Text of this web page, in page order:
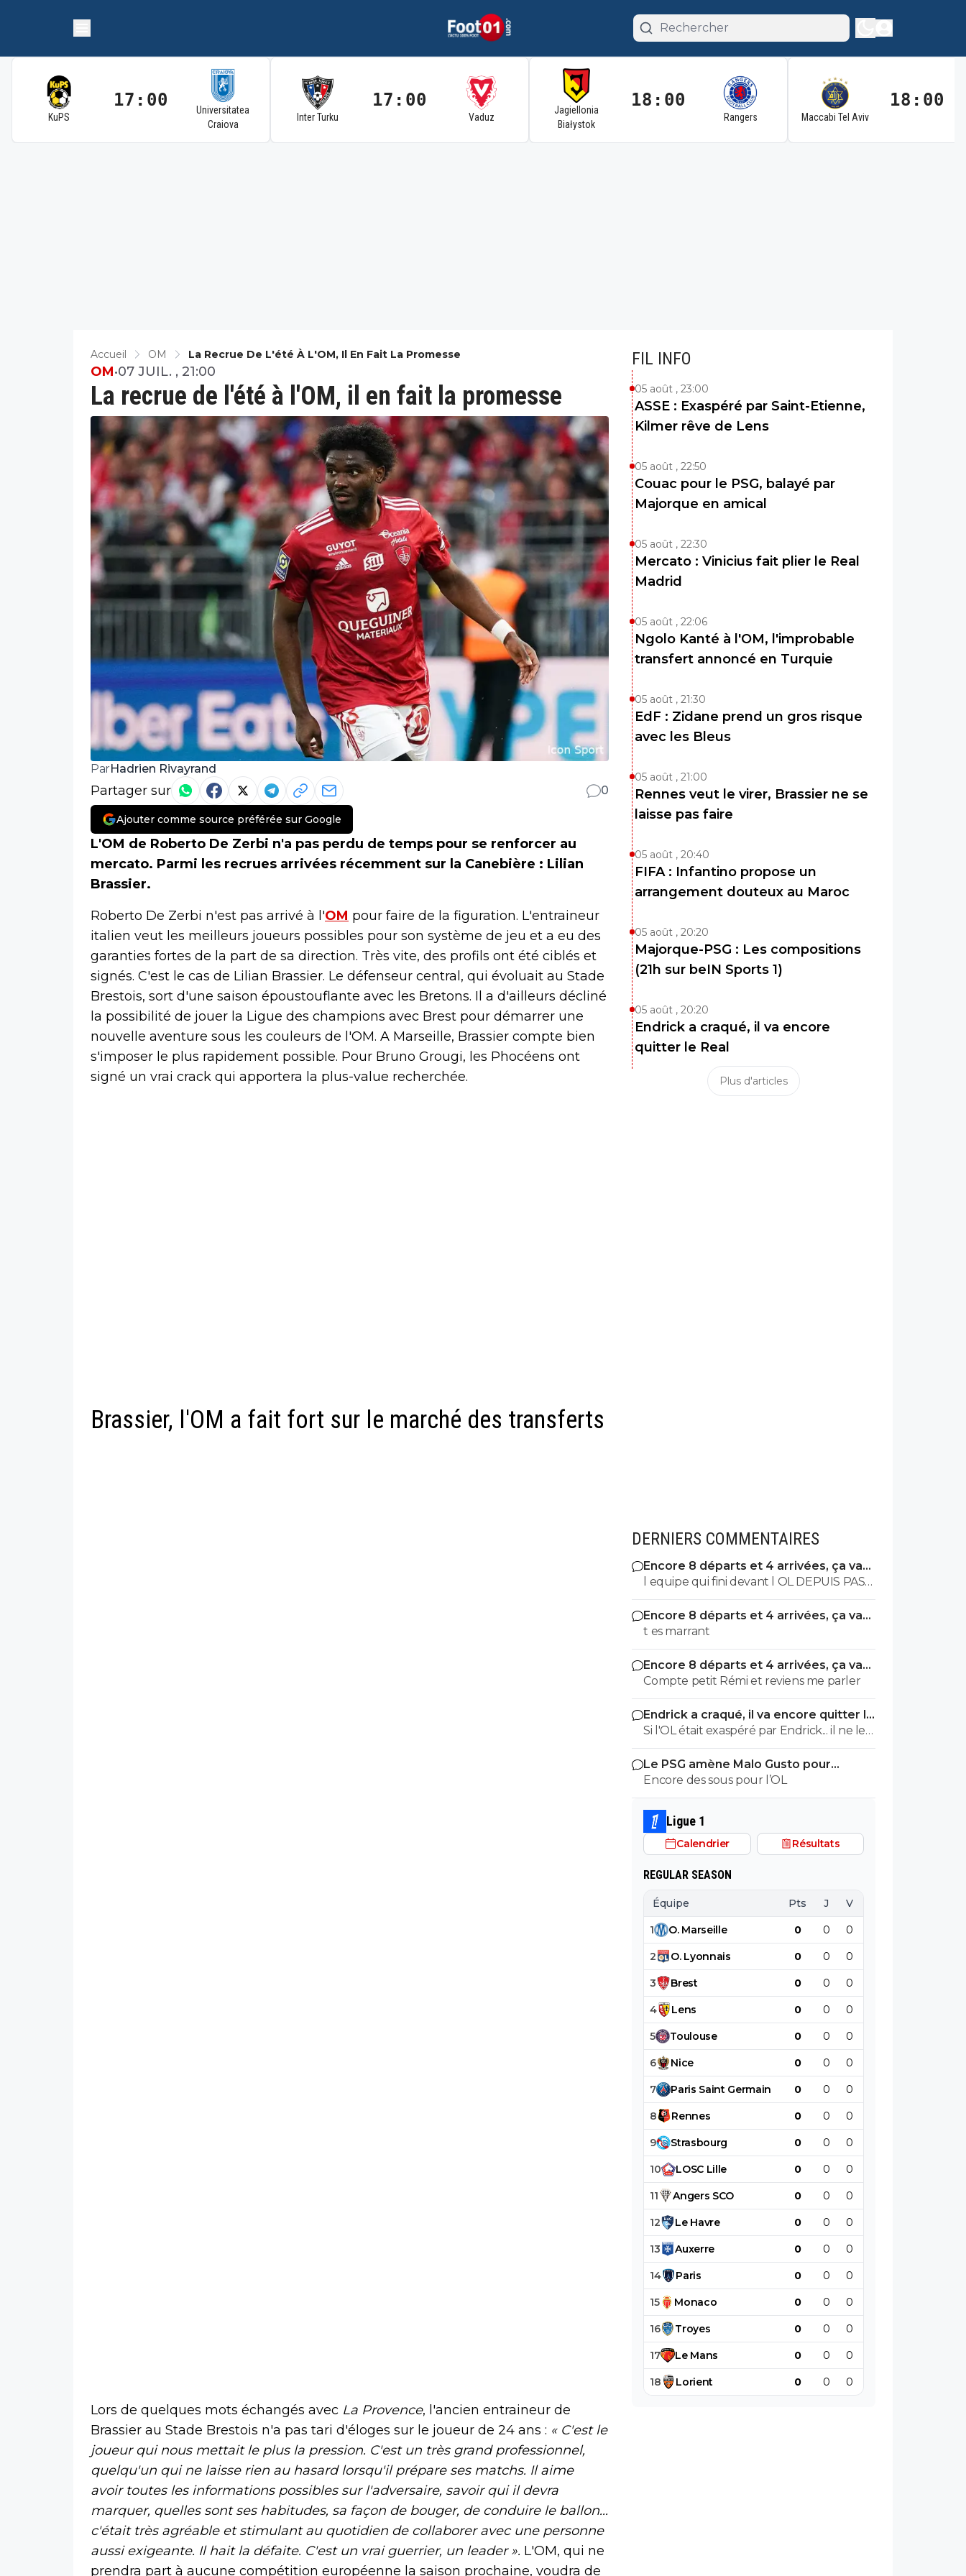
KuPS
17:00
Universitatea
Craiova
Inter Turku
17:00
Vaduz
Jagiellonia
Białystok
18:00
Rangers Maccabi Tel Aviv
18:00
Accueil OM La Recrue De L'été À L'OM, Il En Fait La Promesse
La recrue de l'été à l'OM, il en fait la promesse
OM•07 JUIL. , 21:00
ParHadrien Rivayrand
Partager sur 0
Ajouter comme source préférée sur Google
L'OM de Roberto De Zerbi n'a pas perdu de temps pour se renforcer au
mercato. Parmi les recrues arrivées récemment sur la Canebière : Lilian
Brassier.
Roberto De Zerbi n'est pas arrivé à l'OM pour faire de la figuration. L'entraineur
italien veut les meilleurs joueurs possibles pour son système de jeu et a eu des
garanties fortes de la part de sa direction. Très vite, des profils ont été ciblés et
signés. C'est le cas de Lilian Brassier. Le défenseur central, qui évoluait au Stade
Brestois, sort d'une saison époustouflante avec les Bretons. Il a d'ailleurs décliné
la possibilité de jouer la Ligue des champions avec Brest pour démarrer une
nouvelle aventure sous les couleurs de l'OM. A Marseille, Brassier compte bien
s'imposer le plus rapidement possible. Pour Bruno Grougi, les Phocéens ont
signé un vrai crack qui apportera la plus-value recherchée.
Brassier, l'OM a fait fort sur le marché des transferts
Lors de quelques mots échangés avec La Provence, l'ancien entraineur de
Brassier au Stade Brestois n'a pas tari d'éloges sur le joueur de 24 ans : « C'est le
joueur qui nous mettait le plus la pression. C'est un très grand professionnel,
quelqu'un qui ne laisse rien au hasard lorsqu'il prépare ses matchs. Il aime
avoir toutes les informations possibles sur l'adversaire, savoir qui il devra
marquer, quelles sont ses habitudes, sa façon de bouger, de conduire le ballon...
c'était très agréable et stimulant au quotidien de collaborer avec une personne
aussi exigeante. Il hait la défaite. C'est un vrai guerrier, un leader ». L'OM, qui ne
prendra part à aucune compétition européenne la saison prochaine, voudra de
FIL INFO
05 août , 23:00
ASSE : Exaspéré par Saint-Etienne,
Kilmer rêve de Lens
05 août , 22:50
Couac pour le PSG, balayé par
Majorque en amical
05 août , 22:30
Mercato : Vinicius fait plier le Real
Madrid
05 août , 22:06
Ngolo Kanté à l'OM, l'improbable
transfert annoncé en Turquie
05 août , 21:30
EdF : Zidane prend un gros risque
avec les Bleus
05 août , 21:00
Rennes veut le virer, Brassier ne se
laisse pas faire
05 août , 20:40
FIFA : Infantino propose un
arrangement douteux au Maroc
05 août , 20:20
Majorque-PSG : Les compositions
(21h sur beIN Sports 1)
05 août , 20:20
Endrick a craqué, il va encore
quitter le Real
Plus d'articles
DERNIERS COMMENTAIRES
Encore 8 départs et 4 arrivées, ça va
valser à l'OL
l equipe qui fini devant l OL DEPUIS PAS
MAL DE TPS? lol. t es tro malin toi
Encore 8 départs et 4 arrivées, ça va
valser à l'OL
t es marrant
Encore 8 départs et 4 arrivées, ça va
valser à l'OL
Compte petit Rémi et reviens me parler
Endrick a craqué, il va encore quitter le
Real
Si l'OL était exaspéré par Endrick... il ne le
suivrait pas de très près. Bref... Quand
l'équipe sera complète... ce sera beaucoup
mieux.
Le PSG amène Malo Gusto pour
concurrencer Hakimi
Encore des sous pour l’OL
Ligue 1
Calendrier Résultats
REGULAR SEASON
Équipe Pts J V
1 O. Marseille 0 0 0
2 O. Lyonnais 0 0 0
3 Brest 0 0 0
4 Lens 0 0 0
5 Toulouse 0 0 0
6 Nice 0 0 0
7 Paris Saint Germain 0 0 0
8 Rennes 0 0 0
9 Strasbourg 0 0 0
10 LOSC Lille 0 0 0
11 Angers SCO 0 0 0
12 Le Havre 0 0 0
13 Auxerre 0 0 0
14 Paris 0 0 0
15 Monaco 0 0 0
16 Troyes 0 0 0
17 Le Mans 0 0 0
18 Lorient 0 0 0